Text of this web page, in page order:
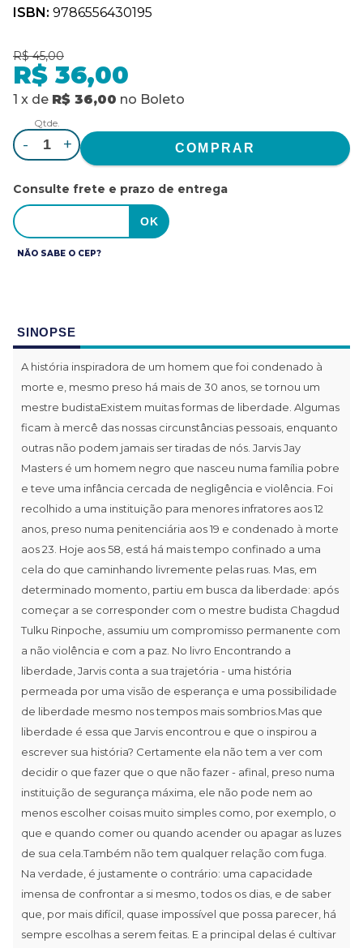
ISBN: 9786556430195
R$ 45,00
R$ 36,00
1 x de R$ 36,00 no Boleto
Qtde.
- +
Consulte frete e prazo de entrega
NÃO SABE O CEP?
SINOPSE
A história inspiradora de um homem que foi condenado à
morte e, mesmo preso há mais de 30 anos, se tornou um
mestre budistaExistem muitas formas de liberdade. Algumas
ficam à mercê das nossas circunstâncias pessoais, enquanto
outras não podem jamais ser tiradas de nós. Jarvis Jay
Masters é um homem negro que nasceu numa família pobre
e teve uma infância cercada de negligência e violência. Foi
recolhido a uma instituição para menores infratores aos 12
anos, preso numa penitenciária aos 19 e condenado à morte
aos 23. Hoje aos 58, está há mais tempo confinado a uma
cela do que caminhando livremente pelas ruas. Mas, em
determinado momento, partiu em busca da liberdade: após
começar a se corresponder com o mestre budista Chagdud
Tulku Rinpoche, assumiu um compromisso permanente com
a não violência e com a paz. No livro Encontrando a
liberdade, Jarvis conta a sua trajetória - uma história
permeada por uma visão de esperança e uma possibilidade
de liberdade mesmo nos tempos mais sombrios.Mas que
liberdade é essa que Jarvis encontrou e que o inspirou a
escrever sua história? Certamente ela não tem a ver com
decidir o que fazer que o que não fazer - afinal, preso numa
instituição de segurança máxima, ele não pode nem ao
menos escolher coisas muito simples como, por exemplo, o
que e quando comer ou quando acender ou apagar as luzes
de sua cela.Também não tem qualquer relação com fuga.
Na verdade, é justamente o contrário: uma capacidade
imensa de confrontar a si mesmo, todos os dias, e de saber
que, por mais difícil, quase impossível que possa parecer, há
sempre escolhas a serem feitas. E a principal delas é cultivar